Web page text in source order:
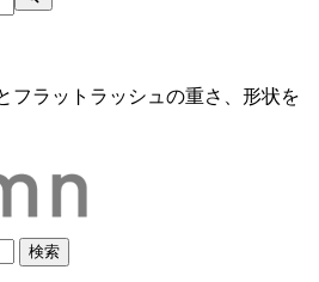
フラットラッシュの重さ、形状を